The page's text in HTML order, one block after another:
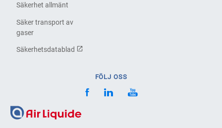
Säkerhet allmänt
Säker transport av
gaser
Säkerhetsdatablad
FÖLJ OSS